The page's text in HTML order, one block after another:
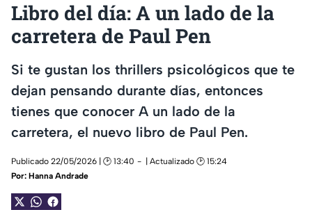
Libro del día: A un lado de la
carretera de Paul Pen
Si te gustan los thrillers psicológicos que te
dejan pensando durante días, entonces
tienes que conocer A un lado de la
carretera, el nuevo libro de Paul Pen.
Publicado 22/05/2026 | 🕑 13:40
| Actualizado 🕑 15:24
Por: Hanna Andrade